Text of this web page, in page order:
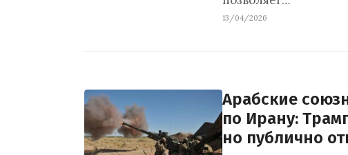
13/04/2026
Арабские
по Ирану:
но публично